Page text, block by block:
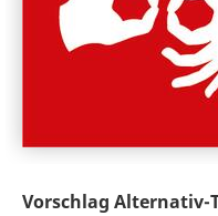
Vorschlag Alternativ-